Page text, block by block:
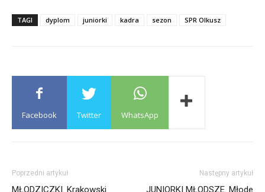
TAGI dyplom juniorki kadra sezon SPR Olkusz
Facebook Twitter WhatsApp
Poprzedni artykuł
MŁODZICZKI. Krakowski
Następny artykuł
JUNIORKI MŁODSZE. Młode